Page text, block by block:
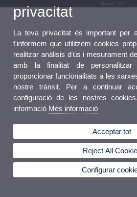
Bústia UV
privacitat
La teva privacitat és important per
t'informem que utilitzem cookies
realitzar anàlisis d'ús i mesurament
amb la finalitat de personalitzar
proporcionar funcionalitats a les
nostre trànsit. Per a continuar
configuració de les nostres
informació Més informació
Acceptar tot
Reject All
Configurar